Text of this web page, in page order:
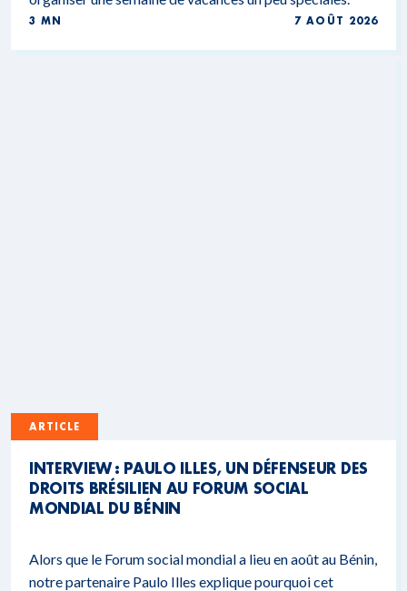
3 MN 7 AOÛT 2026
ARTICLE
INTERVIEW : PAULO ILLES, UN DÉFENSEUR DES
DROITS BRÉSILIEN AU FORUM SOCIAL
MONDIAL DU BÉNIN
Alors que le Forum social mondial a lieu en août au Bénin,
notre partenaire Paulo Illes explique pourquoi cet